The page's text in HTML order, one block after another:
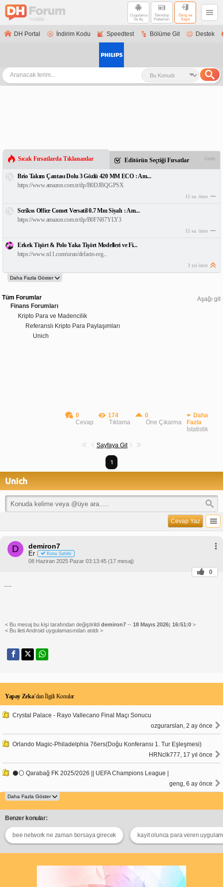
Uygulama
ile Aç
Teknoloji
Haberleri
Giriş ve
Kayıt
DH Portal İndirim Kodu Speedtest Bölüme Git Destek
Sıcak Fırsatlarda Tıklananlar Editörün Seçtiği Fırsatlar Gizle
Brio Takım Çantası Dolu 3 Gözlü 420 MM ECO : Am...
https://www.amazon.com.tr/dp/B0DJBQGPSX
15 sa. önce
Scrikss Office Comet Versatil 0.7 Mm Siyah : Am...
https://www.amazon.com.tr/dp/B0FN87YLY3
15 sa. önce
Erkek Tişört & Polo Yaka Tişört Modelleri ve Fi...
https://www.n11.com/urun/defacto-reg...
3 yıl önce
Aşağı git
Tüm Forumlar
Finans Forumları
Kripto Para ve Madencilik
Referanslı Kripto Para Paylaşımları
Unich
0
Cevap
174
Tıklama
0
Öne Çıkarma
Daha
Fazla
İstatistik
Sayfaya Git
1
Unich
Cevap Yaz
D demiron7
Er Konu Sahibi
08 Haziran 2025 Pazar 03:13:45 (17 mesaj)
0
< Bu mesaj bu kişi tarafından değiştirildi demiron7 -- 18 Mayıs 2026; 16:51:0 >
< Bu ileti Android uygulamasından atıldı >
Yapay Zeka’dan İlgili Konular
Crystal Palace - Rayo Vallecano Final Maçı Sonucu
ozgurarslan, 2 ay önce
Orlando Magic-Philadelphia 76ers(Doğu Konferansı 1. Tur Eşleşmesi)
HRNclk777, 17 yıl önce
⚫⚪ Qarabağ FK 2025/2026 || UEFA Champions League |
geng, 6 ay önce
Benzer konular:
bee network ne zaman borsaya girecek kayıt olunca para veren